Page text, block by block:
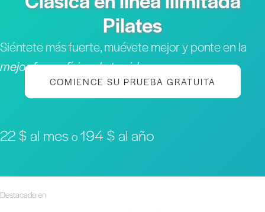
Pilates
Siéntete más fuerte, muévete mejor y ponte en la
mejor forma física de tu vida
COMIENCE SU PRUEBA GRATUITA
22 $ al meso194 $ al año
Destacado en